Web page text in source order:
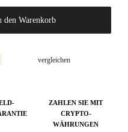
den Warenkorb
vergleichen
ZAHLEN SIE MIT
CRYPTO-
WÄHRUNGEN